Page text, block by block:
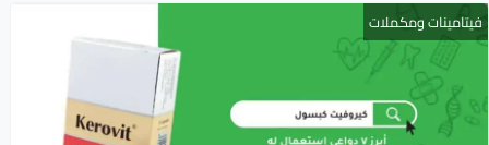
فيتامينات ومكملات